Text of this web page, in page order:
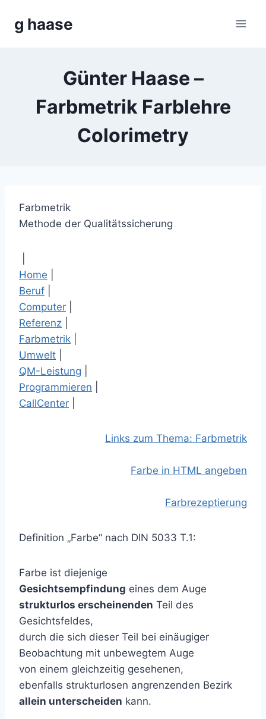
Inhaltg haase
Günter Haase –
Farbmetrik Farblehre
Colorimetry
Farbmetrik
Methode der Qualitätssicherung
Home
Beruf
Computer
Referenz
Farbmetrik
Umwelt
QM-Leistung
Programmieren
CallCenter
Links zum Thema: Farbmetrik
Farbe in HTML angeben
Farbrezeptierung
Definition „Farbe“ nach DIN 5033 T.1:
Farbe ist diejenige
Gesichtsempfindung eines dem Auge
strukturlos erscheinenden Teil des
Gesichtsfeldes,
durch die sich dieser Teil bei einäugiger
Beobachtung mit unbewegtem Auge
von einem gleichzeitig gesehenen,
ebenfalls strukturlosen angrenzenden Bezirk
allein unterscheiden kann.